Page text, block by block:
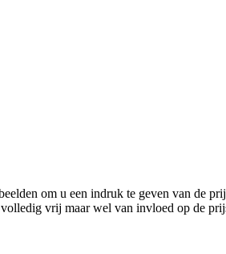
om u een indruk te geven van de
vrij maar wel van invloed op de